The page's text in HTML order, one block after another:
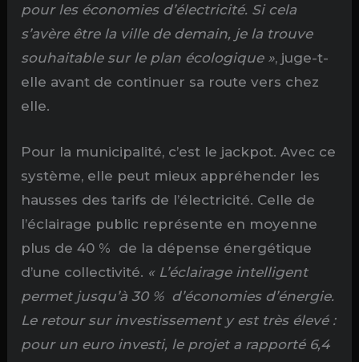
pour les économies d’électricité. Si cela
s’avère être la ville de demain, je la trouve
souhaitable sur le plan écologique », juge-t-
elle avant de continuer sa route vers chez
elle.
Pour la municipalité, c’est le jackpot. Avec ce
système, elle peut mieux appréhender les
hausses des tarifs de l’électricité. Celle de
l’éclairage public représente en moyenne
plus de 40 % de la dépense énergétique
d’une collectivité. « L’éclairage intelligent
permet jusqu’à 30 % d’économies d’énergie.
Le retour sur investissement y est très élevé :
pour un euro investi, le projet a rapporté 6,4